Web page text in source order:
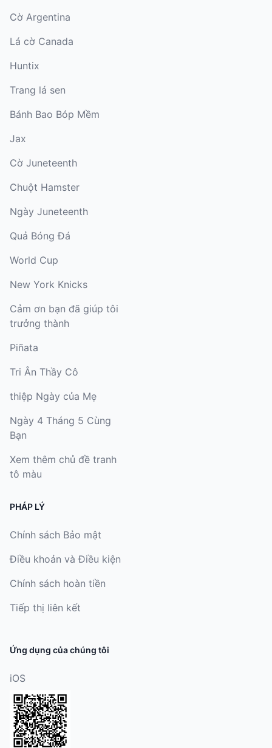
Cờ Argentina
Lá cờ Canada
Huntix
Trang lá sen
Bánh Bao Bóp Mềm
Jax
Cờ Juneteenth
Chuột Hamster
Ngày Juneteenth
Quả Bóng Đá
World Cup
New York Knicks
Cảm ơn bạn đã giúp tôi
trưởng thành
Piñata
Tri Ân Thầy Cô
thiệp Ngày của Mẹ
Ngày 4 Tháng 5 Cùng
Bạn
Xem thêm chủ đề tranh
tô màu
PHÁP LÝ
Chính sách Bảo mật
Điều khoản và Điều kiện
Chính sách hoàn tiền
Tiếp thị liên kết
Ứng dụng của chúng tôi
iOS